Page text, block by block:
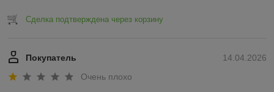
Сделка подтверждена через корзину
14.04.2026
Покупатель
Очень плохо